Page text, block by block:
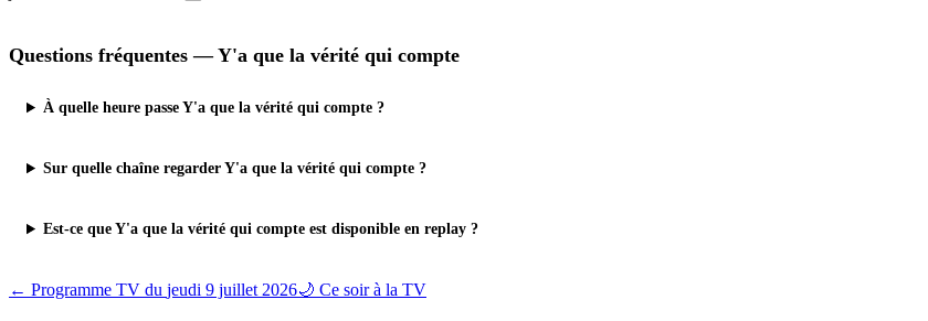
Questions fréquentes —Y'a que la vérité qui compte
À quelle heure passe Y'a que la vérité qui compte ?
Sur quelle chaîne regarder Y'a que la vérité qui compte ?
Est-ce que Y'a que la vérité qui compte est disponible en replay ?
← Programme TV du jeudi 9 juillet 2026🌙 Ce soir à la TV